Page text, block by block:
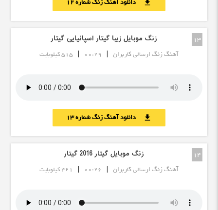
download دانلود آهنگ زنگ شماره 12
13 زنگ موبایل زیبا گیتار اسپانیایی گیتار
آهنگ زنگ ارسالی کاربران |
00:29
| 515 کیلوبایت
download دانلود آهنگ زنگ شماره 13
14 زنگ موبایل گیتار 2016 گیتار
آهنگ زنگ ارسالی کاربران |
00:26
| 421 کیلوبایت